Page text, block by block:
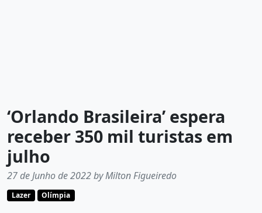
‘Orlando Brasileira’ espera
receber 350 mil turistas em
julho
27 de Junho de 2022 by Milton Figueiredo
Lazer Olímpia